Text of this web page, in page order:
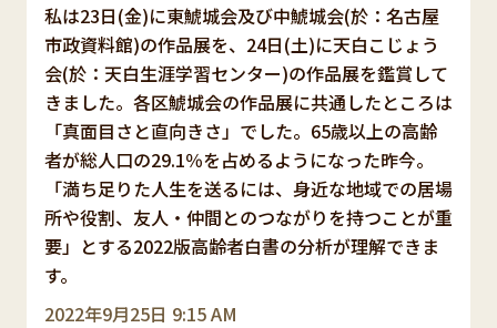
2022年9月25日 9:15 AM
私は23日(金)に東鯱城会及び中鯱城会(於：名古屋
市政資料館)の作品展を、24日(土)に天白こじょう
会(於：天白生涯学習センター)の作品展を鑑賞して
きました。各区鯱城会の作品展に共通したところは
「真面目さと直向きさ」でした。65歳以上の高齢
者が総人口の29.1％を占めるようになった昨今。
「満ち足りた人生を送るには、身近な地域での居場
所や役割、友人・仲間とのつながりを持つことが重
要」とする2022版高齢者白書の分析が理解できま
す。